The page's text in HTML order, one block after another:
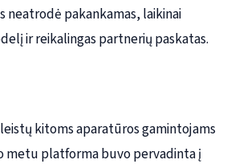
neatrodė pakankamas, laikinai
ir reikalingas partnerių paskatas.
kitoms aparatūros gamintojams
metu platforma buvo pervadinta į